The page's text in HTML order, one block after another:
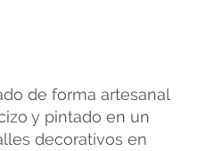
de forma artesanal
y pintado en un
decorativos en